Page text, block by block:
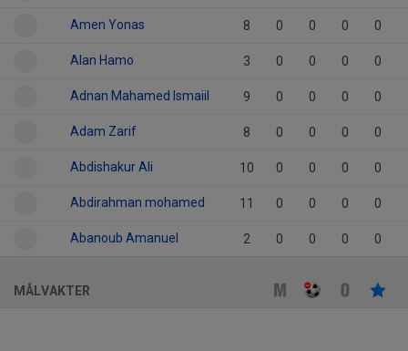
Amen Yonas 8 0 0 0 0
Alan Hamo 3 0 0 0 0
Adnan Mahamed Ismaiil 9 0 0 0 0
Adam Zarif 8 0 0 0 0
Abdishakur Ali 10 0 0 0 0
Abdirahman mohamed 11 0 0 0 0
Abanoub Amanuel 2 0 0 0 0
MÅLVAKTER